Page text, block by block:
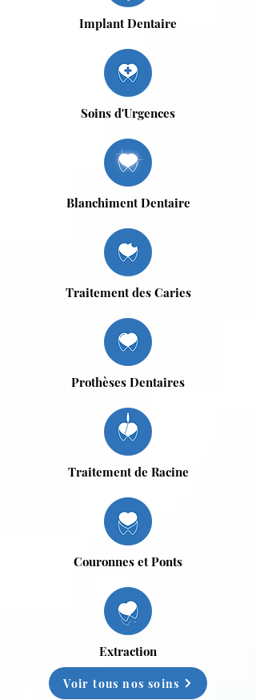
Implant Dentaire
Soins d'Urgences
Blanchiment Dentaire
Traitement des Caries
Prothèses Dentaires
Traitement de Racine
Couronnes et Ponts
Extraction
Voir tous nos soins